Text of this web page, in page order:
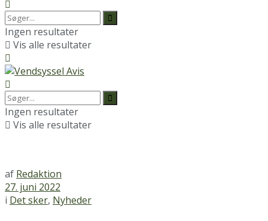
Ingen resultater
Vis alle resultater
Ingen resultater
Vis alle resultater
af Redaktion
27. juni 2022
i Det sker, Nyheder